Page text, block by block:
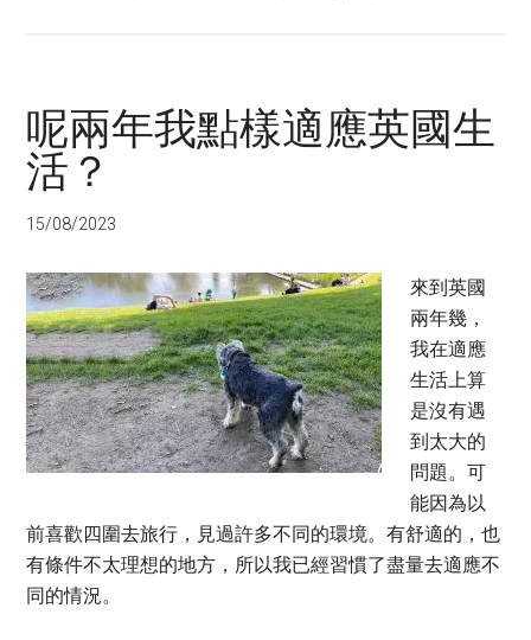
呢兩年我點樣適應英國生
活？
15/08/2023
來到英國
兩年幾，
我在適應
生活上算
是沒有遇
到太大的
問題。可
能因為以
前喜歡四圍去旅行，見過許多不同的環境。有舒適的，也
有條件不太理想的地方，所以我已經習慣了盡量去適應不
同的情況。